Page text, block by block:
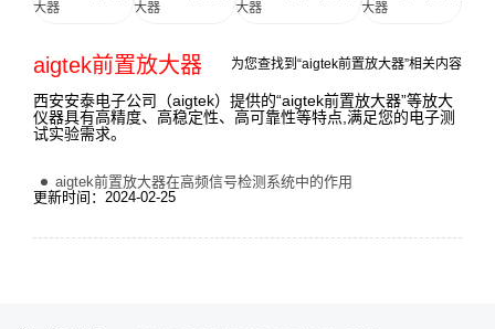
大器
大器
大器
大器
aigtek前置放大器 为您查找到“aigtek前置放大器”相关内容
西安安泰电子公司（aigtek）提供的“aigtek前置放大器”等放大
仪器具有高精度、高稳定性、高可靠性等特点,满足您的电子测
试实验需求。
aigtek前置放大器在高频信号检测系统中的作用
更新时间：2024-02-25